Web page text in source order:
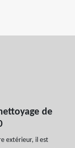
de
extérieur, il est